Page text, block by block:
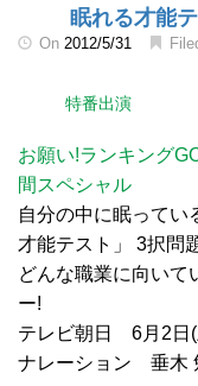
眠れる才能
On 2012/5/31
特番出演
お願い!ランキング
間スペシャル
自分の中に眠ってい
才能テスト」 3択問
どんな職業に向いて
ー!
テレビ朝日 6月2日
ナレーション 垂木